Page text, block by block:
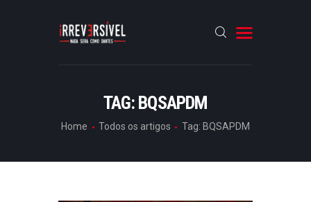
TAG: BQSAPDM
Home Todos os artigos Tag: BQSAPDM
CRÓNICAS